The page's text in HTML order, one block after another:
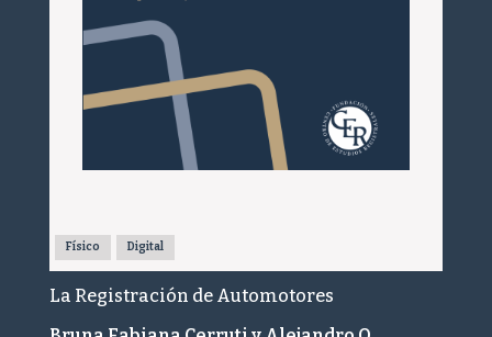
Físico Digital
La Registración de Automotores